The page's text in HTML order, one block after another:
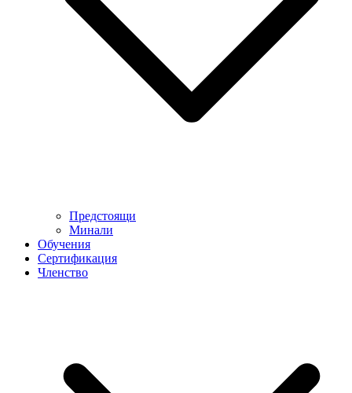
Предстоящи
Минали
Обучения
Сертификация
Членство